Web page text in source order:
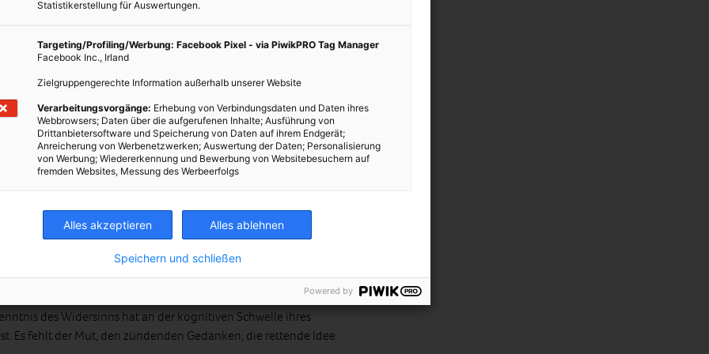
geworden. Dadurch haben sie die Übersicht verloren, worum
sie überhaupt arbeiten. Ein so einfaches Gefährt, wie ein
dass der gelbe ADAC-Engel bei jeder Panne sofort den
Hilfsmethoden und einfachen Bordmitteln kann er die
Ein VW-Käfer, der wunderbare Citroen 2CV und gar der
lang nutzen und jederzeit mit wenigen Handgriffen und
ist vorbei. „Oder nicht?“
dass dieses System unsinnig und chaotisch ist. Vielerorts
und neuen, fortschrittlichen (?) Projekte lautstark
Demonstranten jedoch keine Lösung parat, nur ihre
des Widersinns hat an der kognitiven Schwelle ihres
Es fehlt der Mut, den zündenden Gedanken, die rettende Idee
Statistikerstellung für Auswertungen.
Targeting/Profiling/Werbung: Facebook Pixel - via PiwikPRO Tag Manager
Facebook Inc., Irland
Zielgruppengerechte Information außerhalb unserer Website
Verarbeitungsvorgänge: Erhebung von Verbindungsdaten und Daten ihres
Webbrowsers; Daten über die aufgerufenen Inhalte; Ausführung von
Drittanbietersoftware und Speicherung von Daten auf ihrem Endgerät;
Anreicherung von Werbenetzwerken; Auswertung der Daten; Personalisierung
von Werbung; Wiedererkennung und Bewerbung von Websitebesuchern auf
fremden Websites, Messung des Werbeerfolgs
Alles akzeptieren Alles ablehnen
Speichern und schließen
Powered by